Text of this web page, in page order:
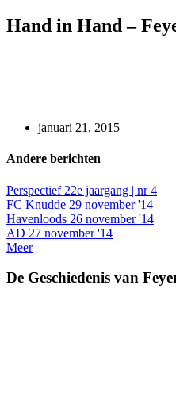
Hand in Hand –
januari 21, 2015
Andere berichten
Perspectief 22e jaargang | nr 4
FC Knudde 29 november '14
Havenloods 26 november '14
AD 27 november '14
Meer
De Geschiedenis van